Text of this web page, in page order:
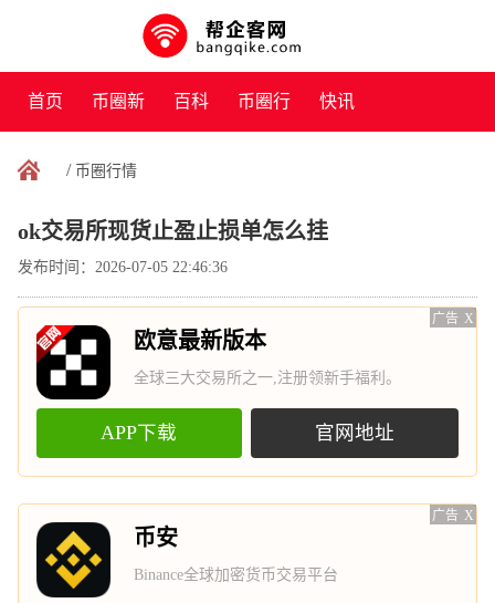
首页 币圈新
闻
百科 币圈行 快讯
/ 币圈行情
ok交易所现货止盈止损单怎么挂
发布时间：2026-07-05 22:46:36
广告 X
欧意最新版本
全球三大交易所之一,注册领新手福利。
APP下载 官网地址
广告 X
币安
Binance全球加密货币交易平台